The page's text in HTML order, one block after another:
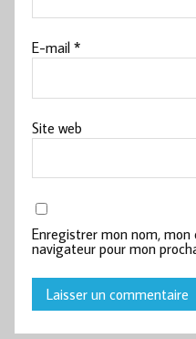
E-mail*
Site web
Enregistrer mon nom,
navigateur pour mon